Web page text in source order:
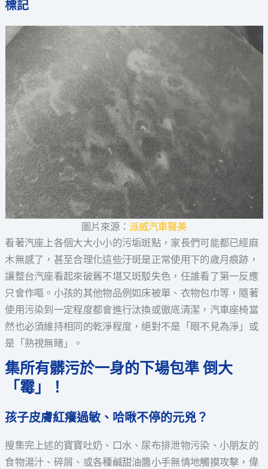
標記
圖片來源： 派威汽車醫美
看著汽座上各個大大小小的污垢斑點，家長們可能都已經麻
木無感了，甚至合理化這些汙斑是正常使用下的歲月痕跡，
讓整台汽座看起來破舊不堪又斑駁失色，任誰看了第一反應
只會作嘔。小孩的其他物品例如床被單、衣物包巾等，隨著
使用污染到一定程度都會進行汰換或徹底清潔，汽車座椅當
然也必須維持相同的乾淨程度，絕對不是「眼不見為淨」或
是「熟視無睹」。
集所有髒污於一身的下場包準 倒大
「霉」！
孩子皮膚紅癢過敏、哈啾不停的元兇？
搜集完上述的寶寶吐奶、口水、尿布排泄物污染、小朋友的
食物湯汁、碎屑、或各種鹹甜油醬小手無情地觸摸攻擊，偉